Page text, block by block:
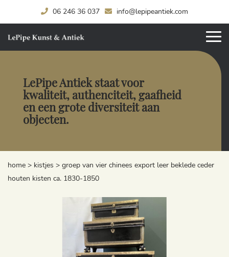
06 246 36 037 info@lepipeantiek.com
LePipe Antiek staat voor
kwaliteit, authenciteit, gaafheid
en een grote diversiteit aan
objecten.
home > kistjes > groep van vier chinees export leer beklede ceder
houten kisten ca. 1830-1850